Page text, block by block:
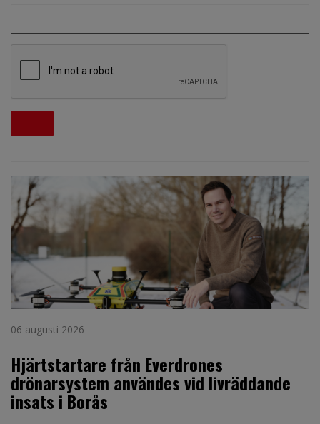
06 augusti 2026
Hjärtstartare från Everdrones
drönarsystem användes vid livräddande
insats i Borås